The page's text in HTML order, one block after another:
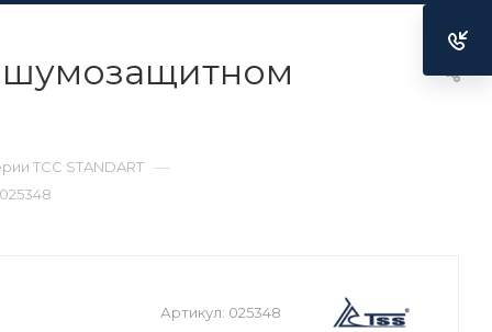
ТСС STANDART —
Артикул: 025348